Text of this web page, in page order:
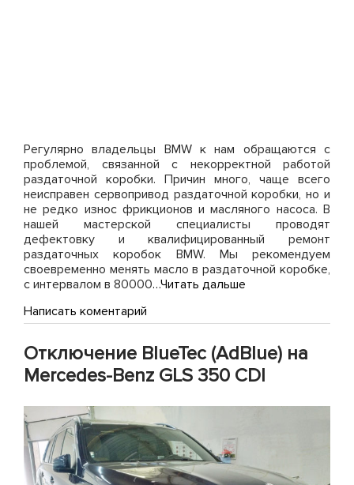
Регулярно владельцы BMW к нам обращаются с
проблемой, связанной с некорректной работой
раздаточной коробки. Причин много, чаще всего
неисправен сервопривод раздаточной коробки, но и
не редко износ фрикционов и масляного насоса. В
нашей мастерской специалисты проводят
дефектовку и квалифицированный ремонт
раздаточных коробок BMW. Мы рекомендуем
своевременно менять масло в раздаточной коробке,
с интервалом в 80000…Читать дальше
Написать коментарий
Ремонт
коробок
BMW
Отключение BlueTec (AdBlue) на
Mercedes-Benz GLS 350 CDI